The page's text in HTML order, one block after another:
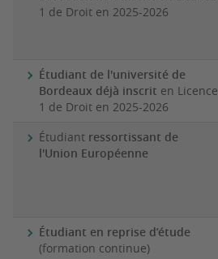
1 de Droit en 2025-2026
Étudiant de l'université de
Bordeaux déjà inscrit en Licence
1 de Droit en 2025-2026
Étudiant ressortissant de
l'Union Européenne
Étudiant en reprise d’étude
(formation continue)